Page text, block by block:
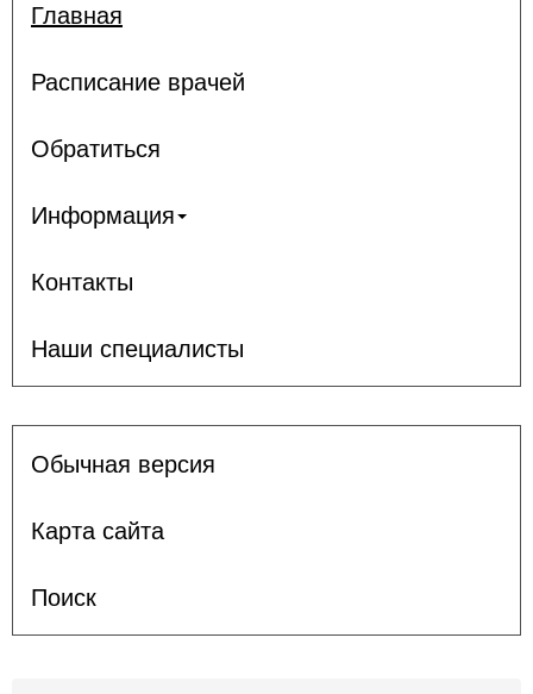
Главная
Расписание врачей
Обратиться
Информация
Контакты
Наши специалисты
Обычная версия
Карта сайта
Поиск